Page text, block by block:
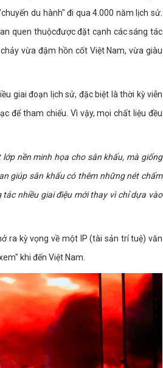
du hành" đi qua 4.000 năm lịch sử.
quen thuộcđược đặt cạnh các sáng tác
vừa đậm hồn cốt Việt Nam, vừa giàu
giai đoạn lịch sử, đặc biệt là thời kỳ viễn
để tham chiếu. Vì vậy, mọi chất liệu đều
nền minh họa cho sân khấu, mà giống
giúp sân khấu có thêm những nét chấm
nhiều giai điệu mới thay vì chỉ dựa vào
ra kỳ vọng về một IP (tài sản trí tuệ) văn
khi đến Việt Nam.